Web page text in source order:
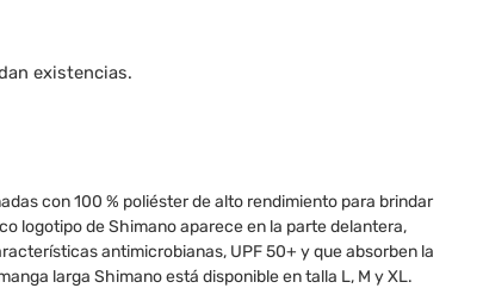
existencias.
con 100 % poliéster de alto rendimiento para brindar
logotipo de Shimano aparece en la parte delantera,
antimicrobianas, UPF 50+ y que absorben la
larga Shimano está disponible en talla L, M y XL.